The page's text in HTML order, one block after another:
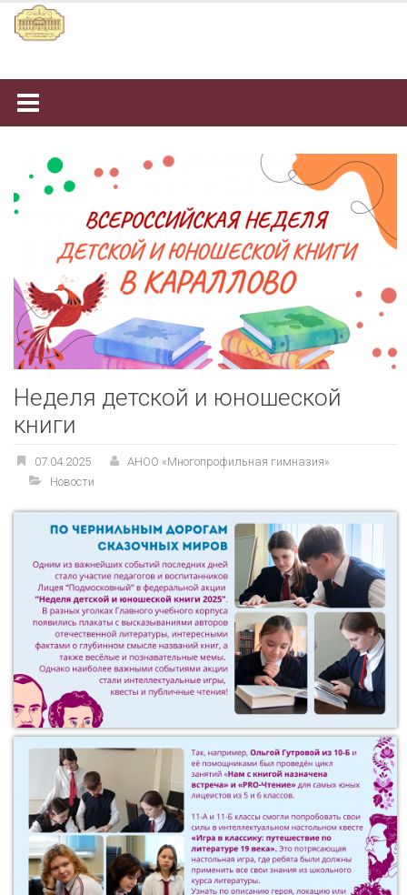
Наверх
Неделя детской и юношеской
книги
07.04.2025
АНОО «Многопрофильная гимназия»
Новости